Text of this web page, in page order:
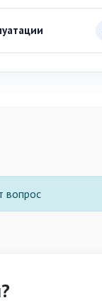
вопрос